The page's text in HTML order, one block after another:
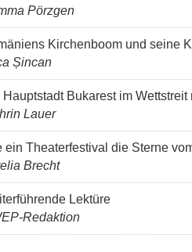
Pörzgen
Kirchenboom und seine
Șincan
Hauptstadt Bukarest im
Lauer
ein Theaterfestival die Sterne
Brecht
Lektüre
Redaktion